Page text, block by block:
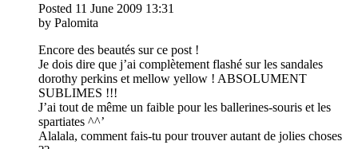
Posted 11 June 2009 13:31
by Palomita
Encore des beautés sur ce post !
Je dois dire que j’ai complètement flashé sur les sandales
dorothy perkins et mellow yellow ! ABSOLUMENT
SUBLIMES !!!
J’ai tout de même un faible pour les ballerines-souris et les
spartiates ^^’
Alalala, comment fais-tu pour trouver autant de jolies choses